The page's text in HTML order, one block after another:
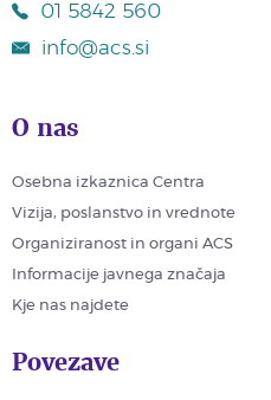
01 5842 560
info@acs.si
O nas
Osebna izkaznica Centra
Vizija, poslanstvo in vrednote
Organiziranost in organi ACS
Informacije javnega značaja
Kje nas najdete
Povezave